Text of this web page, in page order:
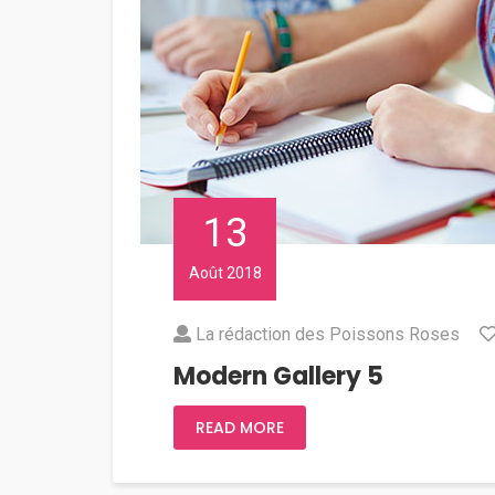
13
Août 2018
La rédaction des Poissons Roses
Modern Gallery 5
READ MORE